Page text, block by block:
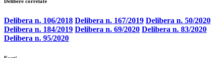
Delibera n. 106/2018 Delibera n. 167/2019 Delibera n. 50/2020
Delibera n. 184/2019 Delibera n. 69/2020 Delibera n. 83/2020
Delibera n. 95/2020